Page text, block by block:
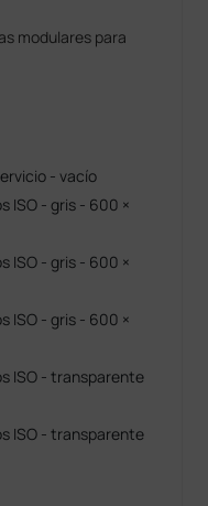
modulares para
- vacío
ISO - gris - 600 ×
ISO - gris - 600 ×
ISO - gris - 600 ×
ISO - transparente
ISO - transparente